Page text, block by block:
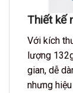
Thiết kế
Với kích
lượng
gian, dễ
nhưng